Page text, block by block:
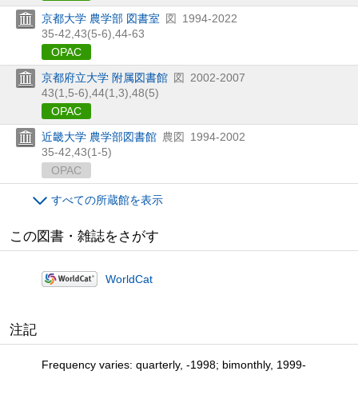
京都大学 農学部 図書室
図
1994-2022
35-42, 43(5-6), 44-63
OPAC
京都府立大学 附属図書館 図
2002-2007
43(1, 5-6), 44(1, 3), 48(5)
OPAC
近畿大学 農学部図書館 農図
1994-2002
35-42, 43(1-5)
OPAC
すべての所蔵館を表示
この図書・雑誌をさがす
WorldCat
注記
Frequency varies: quarterly, -1998; bimonthly, 1999-